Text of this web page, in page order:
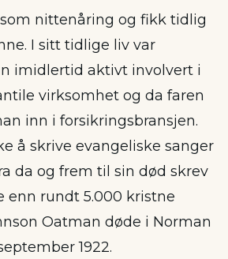
nittenåring og fikk tidlig
I sitt tidlige liv var
imidlertid aktivt involvert i
virksomhet og da faren
inn i forsikringsbransjen.
å skrive evangeliske sanger
da og frem til sin død skrev
enn rundt 5.000 kristne
Oatman døde i Norman
1922.